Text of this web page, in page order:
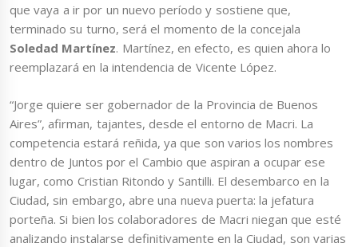
que vaya a ir por un nuevo período y sostiene que,
terminado su turno, será el momento de la concejala
Soledad Martínez. Martínez, en efecto, es quien ahora lo
reemplazará en la intendencia de Vicente López.
“Jorge quiere ser gobernador de la Provincia de Buenos
Aires”, afirman, tajantes, desde el entorno de Macri. La
competencia estará reñida, ya que son varios los nombres
dentro de Juntos por el Cambio que aspiran a ocupar ese
lugar, como Cristian Ritondo y Santilli. El desembarco en la
Ciudad, sin embargo, abre una nueva puerta: la jefatura
porteña. Si bien los colaboradores de Macri niegan que esté
analizando instalarse definitivamente en la Ciudad, son varias